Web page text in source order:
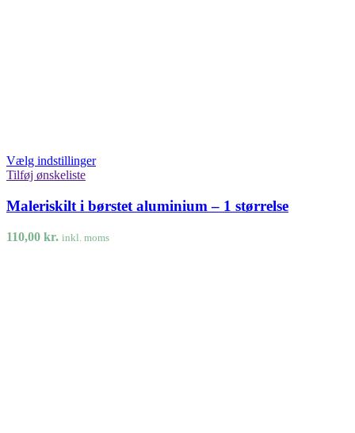
Vælg indstillinger
Tilføj ønskeliste
Maleriskilt i børstet aluminium – 1 størrelse
110,00 kr. inkl. moms